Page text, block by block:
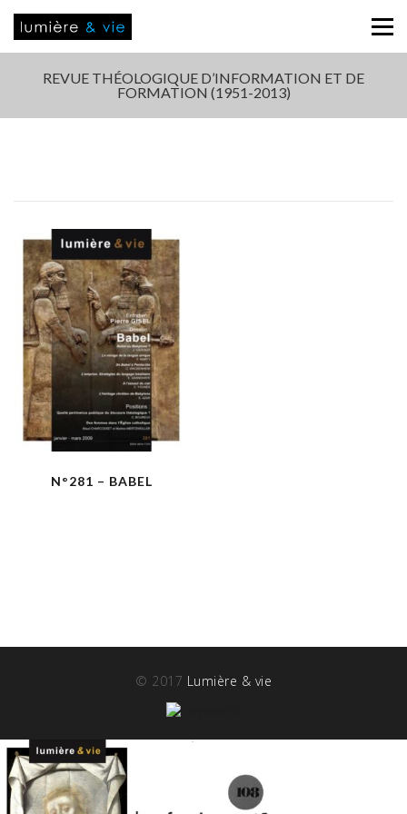
REVUE THÉOLOGIQUE D’INFORMATION ET DE
FORMATION (1951-2013)
N°281 – BABEL
© 2017 Lumière & vie